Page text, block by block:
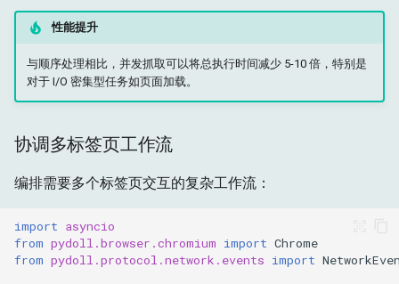
性能提升
与顺序处理相比，并发抓取可以将总执行时间减少 5-10 倍，特别是
对于 I/O 密集型任务如页面加载。
协调多标签页工作流
编排需要多个标签页交互的复杂工作流：
import asyncio
from pydoll.browser.chromium import Chrome
from pydoll.protocol.network.events import